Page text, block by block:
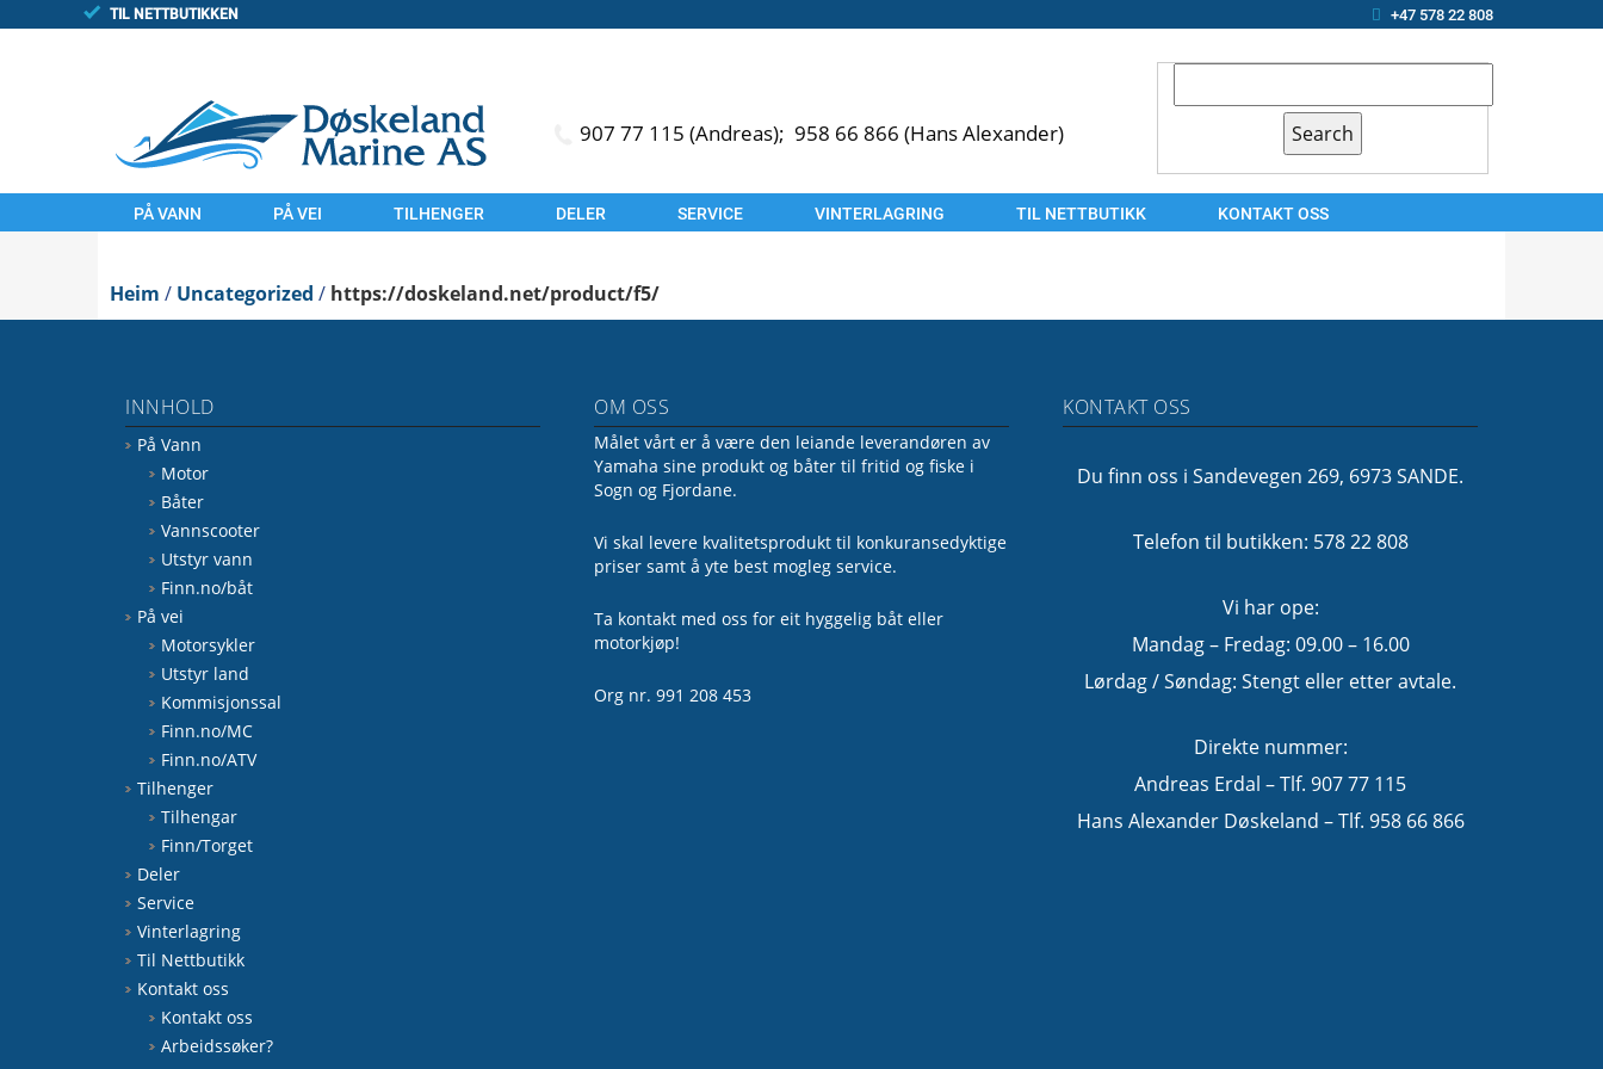
TIL NETTBUTIKKEN +47 578 22 808
907 77 115 (Andreas); 958 66 866 (Hans Alexander)
PÅ VANN
BÅTER
VANN
FINN.NO/BÅT
PÅ VEI
UTSTYR
TILHENGER
FINN/TORGET
DELER SERVICE VINTERLAGRING TIL NETTBUTIKK
KONTAKT OSS
FØLG
Heim / Uncategorized / https://doskeland.net/product/f5/
INNHOLD
På Vann
Motor
Båter
Vannscooter
Utstyr vann
Finn.no/båt
På vei
Motorsykler
Utstyr land
Kommisjonssal
Finn.no/MC
Finn.no/ATV
Tilhenger
Tilhengar
Finn/Torget
Deler
Service
Vinterlagring
Til Nettbutikk
Kontakt oss
Kontakt oss
Arbeidssøker?
OM OSS
Målet vårt er å være den leiande leverandøren av
Yamaha sine produkt og båter til fritid og fiske i
Sogn og Fjordane.
Vi skal levere kvalitetsprodukt til konkuransedyktige
priser samt å yte best mogleg service.
Ta kontakt med oss for eit hyggelig båt eller
motorkjøp!
Org nr. 991 208 453
KONTAKT OSS
Du finn oss i Sandevegen 269, 6973 SANDE.
Telefon til butikken: 578 22 808
Vi har ope:
Mandag – Fredag: 09.00 – 16.00
Lørdag / Søndag: Stengt eller etter avtale.
Direkte nummer:
Andreas Erdal – Tlf. 907 77 115
Hans Alexander Døskeland – Tlf. 958 66 866